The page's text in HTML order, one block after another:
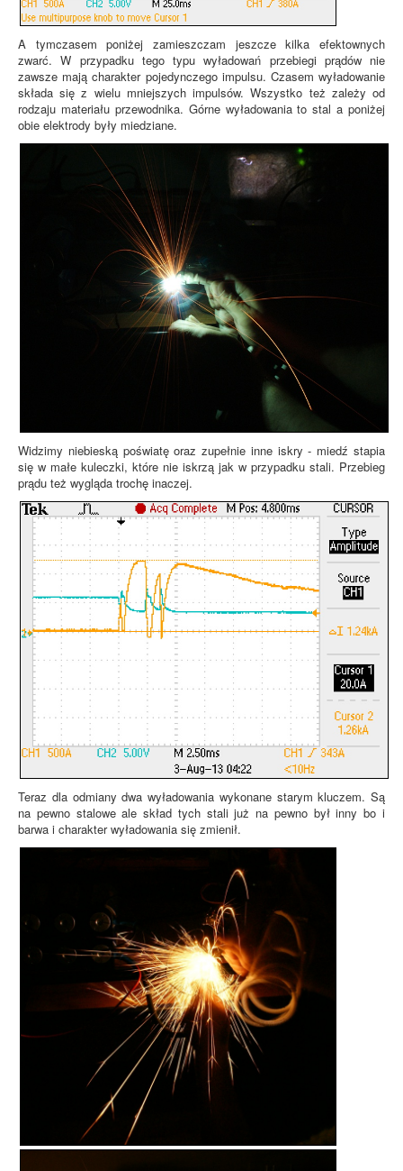
A tymczasem poniżej zamieszczam jeszcze kilka efektownych
zwarć. W przypadku tego typu wyładowań przebiegi prądów nie
zawsze mają charakter pojedynczego impulsu. Czasem wyładowanie
składa się z wielu mniejszych impulsów. Wszystko też zależy od
rodzaju materiału przewodnika. Górne wyładowania to stal a poniżej
obie elektrody były miedziane.
Widzimy niebieską poświatę oraz zupełnie inne iskry - miedź stapia
się w małe kuleczki, które nie iskrzą jak w przypadku stali. Przebieg
prądu też wygląda trochę inaczej.
Teraz dla odmiany dwa wyładowania wykonane starym kluczem. Są
na pewno stalowe ale skład tych stali już na pewno był inny bo i
barwa i charakter wyładowania się zmienił.